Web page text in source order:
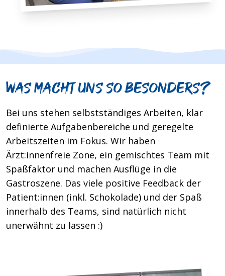
Was macht uns so besonders?
Bei uns stehen selbstständiges Arbeiten, klar
definierte Aufgabenbereiche und geregelte
Arbeitszeiten im Fokus. Wir haben
Ärzt:innenfreie Zone, ein gemischtes Team mit
Spaßfaktor und machen Ausflüge in die
Gastroszene. Das viele positive Feedback der
Patient:innen (inkl. Schokolade) und der Spaß
innerhalb des Teams, sind natürlich nicht
unerwähnt zu lassen :)